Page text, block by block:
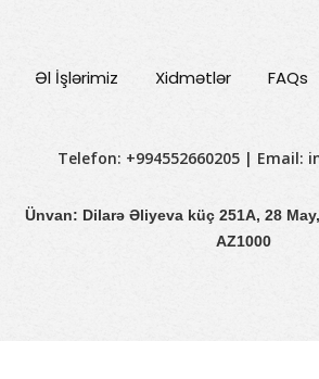
Əl İşlərimiz Xidmətlər FAQs
Telefon: +994552660205 | Email:
Ünvan: Dilarə Əliyeva küç 251A, 28
AZ1000